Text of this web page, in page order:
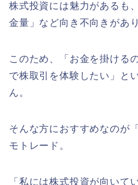
株式投資には魅力があるも
金量」など向き不向きがあ
このため、「お金を掛ける
で株取引を体験したい」と
ん。
そんな方におすすめなのが
モトレード。
「私には株式投資が向いて